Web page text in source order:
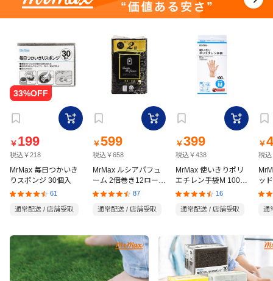
￥ 199
税込￥218
MrMax 毎日つかいき
りスポンジ 30個入
61
通常配送 / 店舗受取
￥599
税込￥658
MrMax ルシアパフュ
ーム 2倍巻き12ロール
ダブル
87
通常配送 / 店舗受取
￥399
税込￥438
MrMax 使いきりポリ
エチレン手袋M 100枚
入
16
通常配送 / 店舗受取
￥
税込
ッ
の
通